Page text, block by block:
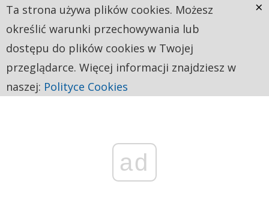
ad
Ta strona używa plików cookies. Możesz
określić warunki przechowywania lub
dostępu do plików cookies w Twojej
przeglądarce. Więcej informacji znajdziesz w
naszej: Polityce Cookies
×